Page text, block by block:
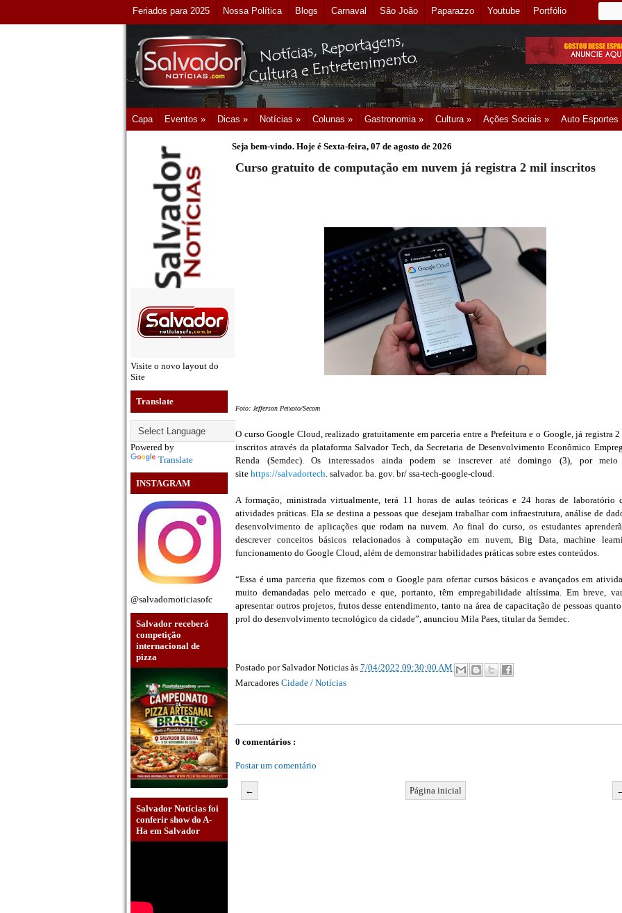
Feriados para 2025 Nossa Política Blogs Carnaval São João Paparazzo Youtube Portfólio
Capa Eventos » Dicas » Notícias » Colunas » Gastronomia » Cultura » Ações Sociais » Auto Esportes
Visite o novo layout do
Site
Translate
Powered by
Translate
INSTAGRAM
@salvadornoticiasofc
Salvador receberá
competição
internacional de
pizza
Salvador Notícias foi
conferir show do A-
Ha em Salvador
Seja bem-vindo. Hoje é Sexta-feira, 07 de agosto de 2026
Curso gratuito de computação em nuvem já registra 2 mil inscritos
Foto: Jefferson Peixoto/Secom
O curso Google Cloud, realizado gratuitamente em parceria entre a Prefeitura e o Google, já registra
inscritos através da plataforma Salvador Tech, da Secretaria de Desenvolvimento Econômico
Renda (Semdec). Os interessados ainda podem se inscrever até domingo (3), por
site https://salvadortech. salvador. ba. gov. br/ ssa-tech-google-cloud.
A formação, ministrada virtualmente, terá 11 horas de aulas teóricas e 24 horas de laboratório
atividades práticas. Ela se destina a pessoas que desejam trabalhar com infraestrutura, análise de
desenvolvimento de aplicações que rodam na nuvem. Ao final do curso, os estudantes
descrever conceitos básicos relacionados à computação em nuvem, Big Data, machine
funcionamento do Google Cloud, além de demonstrar habilidades práticas sobre estes conteúdos.
“Essa é uma parceria que fizemos com o Google para ofertar cursos básicos e avançados em
muito demandadas pelo mercado e que, portanto, têm empregabilidade altíssima. Em breve,
apresentar outros projetos, frutos desse entendimento, tanto na área de capacitação de pessoas
prol do desenvolvimento tecnológico da cidade”, anunciou Mila Paes, titular da Semdec.
Postado porSalvador Noticias às 7/04/2022 09:30:00 AM
Marcadores Cidade / Notícias
0 comentários :
Postar um comentário
← Página inicial